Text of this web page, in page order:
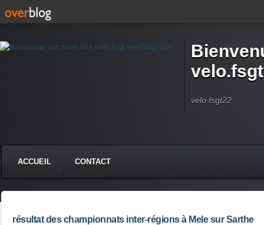
velo.fsgt22
ACCUEIL CONTACT
résultat des championnats inter-régions à Mele sur Sarthe